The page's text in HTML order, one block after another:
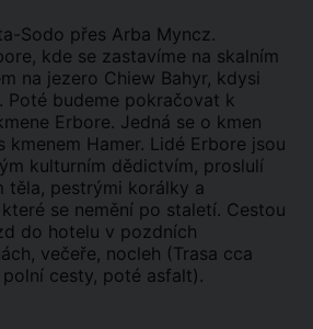
Sodo přes Arba Myncz.
kde se zastavíme na skalním
na jezero Chiew Bahyr, kdysi
Poté budeme pokračovat k
Erbore. Jedná se o kmen
kmenem Hamer. Lidé Erbore jsou
kulturním dědictvím, proslulí
těla, pestrými korálky a
se nemění po staletí. Cestou
do hotelu v pozdních
večeře, nocleh (Trasa cca
cesty, poté asfalt).